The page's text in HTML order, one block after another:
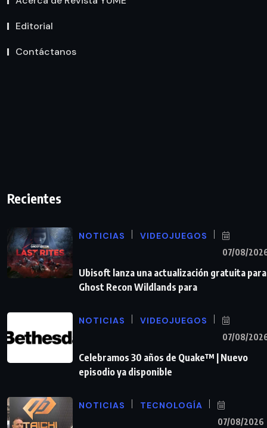
Editorial
Contáctanos
Recientes
NOTICIAS VIDEOJUEGOS
07/08/
Ubisoft lanza una actualización gratuita para
Ghost Recon Wildlands para
NOTICIAS VIDEOJUEGOS
07/08/
Celebramos 30 años de Quake™ | Nuevo
episodio ya disponible
NOTICIAS TECNOLOGÍA
07/08/2026